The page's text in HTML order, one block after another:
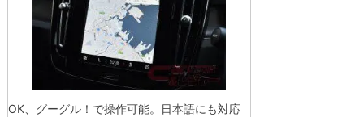
OK、グーグル！で操作可能。日本語にも対応